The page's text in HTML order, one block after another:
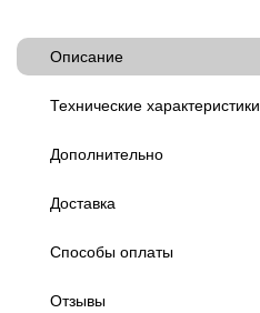
Описание
Технические характеристики
Дополнительно
Доставка
Способы оплаты
Отзывы